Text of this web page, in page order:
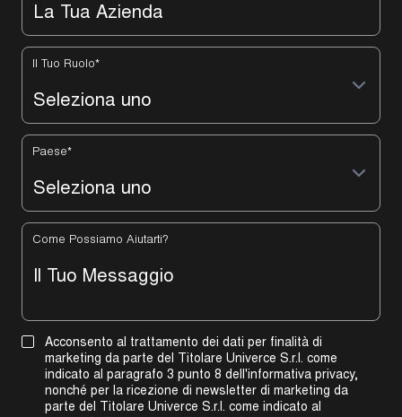
Il Tuo Ruolo*
Paese*
Come Possiamo Aiutarti?
Acconsento al trattamento dei dati per finalità di
marketing da parte del Titolare Univerce S.r.l. come
indicato al paragrafo 3 punto 8 dell'informativa privacy,
nonché per la ricezione di newsletter di marketing da
parte del Titolare Univerce S.r.l. come indicato al